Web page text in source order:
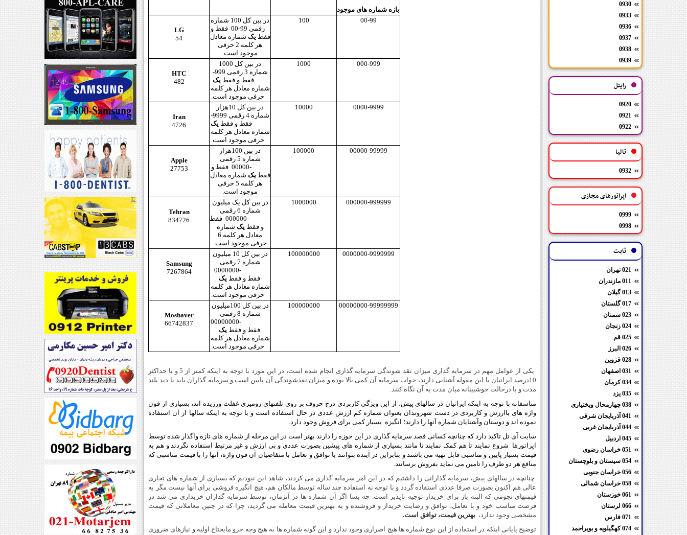
بازه شماره های موجود
00-99
100
در بین کل 100 شماره
2 رقمی 99-00 فقط و
فقط یک شماره معادل
هر کلمه 2 حرفی
موجود است.
LG
54
000-999
1000
در بین کل 1000
شماره 3 رقمی 999-
یک
شماره معادل هر کلمه
HTC
482
0000-9999
10000
در بین کل 10هزار
شماره 4 رقمی 9999-
یک
شماره معادل هر کلمه
Iran
4726
00000-99999
100000
در بین 100هزار
شماره 5 رقمی
99999-00000 فقط و
فقط یک شماره معادل
هر کلمه 5 حرفی
موجود است.
Apple
27753
000000-999999
1000000
در بین کل یک میلیون
شماره 6 رقمی
999999-000000 فقط
و فقط یک شماره
معادل هر کلمه 6
حرفی موجود است.
Tehran
834726
0000000-9999999
100000000
در بین کل 10 میلیون
شماره 7 رقمی
9999999-0000000
فقط و فقط یک
شماره معادل هر کلمه
Samsung
7267864
00000000-99999999
100000000
در بین کل 100میلیون
شماره 8 رقمی
99999999-00000000
فقط و فقط یک
شماره معادل هر کلمه
Moshaver
66742837
یکی از عوامل مهم در سرمایه گذاری میزان نقد شوندگی سرمایه گذاری انجام شده است، در این مورد با توجه به اینکه کمتر از 5 و یا حداکثر
10درصد ایرانیان با این مقوله آشنایی دارند، خواب سرمایه آن کمی بالا بوده و میزان نقدشوندگی آن پایین است و سرمایه گذاران باید با دید بلند
مدت و یا درحالت خوشبینانه میان مدت به آن نگاه کنند.
متاسفانه با توجه به اینکه ایرانیان در سالهای پیش، از این ویژگی کاربردی درج حروف بر روی تلفنهای رومیزی غفلت ورزیده اند، بسیاری از فون
واژه های باارزش و کاربردی در دست شهروندان بعنوان شماره کم ارزش عددی در حال استفاده است و با توجه به اینکه سالها از آن استفاده
نموده اند و دوستان وآشنایان شماره آنها را دارند؛ انگیزه بسیار کمی برای فروش وجود دارد.
سایت آی تل تاکید دارد که چنانچه کسانی قصد سرمایه گذاری در این حوزه را دارند بهتر است در این مرحله از شماره های تازه واگذار شده توسط
اپراتورها شروع نمایند تا هم کمک نمایند تا مانند بسیاری از شماره های پیشین بصورت عددی و بی ارزش و غیر مرتبط استفاده نگردند و هم به
قیمت بسیار پایین و مناسبی قابل تهیه می باشند و بنابراین در آینده بتوانند با توافق و تعامل با متقاضیان آن فون واژه، آنها را با قیمت مناسبی که
منافع هر دو طرف را تامین می نماید بفروش برسانند.
چنانچه در سالهای پیش، سرمایه گذارانی را داشتیم که در این امر سرمایه گذاری می کردند، شاهد این نبودیم که بسیاری از شماره های تجاری
عالی هم اکنون بصورت صرفا عددی استفاده گردد و با توجه به استفاده چند ساله توسط مالکان هم، هیچ انگیزه فروشی برای آنها نیست مگر به
قیمتهای نجومی که البته باز برای خریدار توجیه ناپذیر است. چه بسا اگر آن شماره ها در آنزمان، توسط سرمایه گذاران خریداری می شد در
فرصت مناسب خود و با تعامل، توافق و رضایت خریدار و فروشنده و به بهترین قیمت معامله می گردید، چرا که در چنین معاملاتی که قیمت
مشخصی وجود ندارد، بهترین قیمت، توافق است.
توضیح پایانی اینکه در استفاده از این نوع شماره ها هیچ اصراری وجود ندارد و این گونه شماره ها به هیچ وجه جزو مایحتاج اولیه و نیازهای ضروری
0930
0933
0936
0937
0938
0939
رایتل
0920
0921
0922
تالیا
0932
اپراتورهای مجازی
0999
0998
ثابت
021 تهران
011 مازندران
013 گیلان
017 گلستان
023 سمنان
024 زنجان
025 قم
026 البرز
028 قزوین
031 اصفهان
034 کرمان
035 یزد
038 چهارمحال وبختیاری
041 آذربایجان شرقی
044 آذربایجان غربی
045 اردبیل
051 خراسان رضوی
054 سیستان و بلوچستان
056 خراسان جنوبی
058 خراسان شمالی
061 خوزستان
066 لرستان
071 فارس
074 کهگیلویه و بویراحمد